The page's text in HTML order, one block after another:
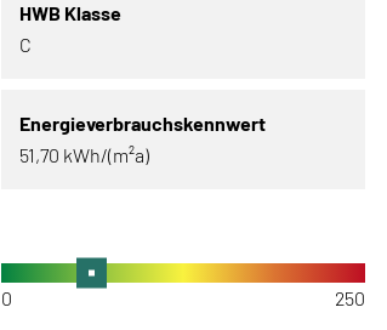
HWB Klasse
C
Energieverbrauchskennwert
51,70 kWh/(m²a)